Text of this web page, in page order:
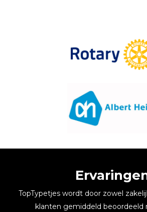
TopTypetjes wordt door zowel
klanten gemiddeld beoordeeld